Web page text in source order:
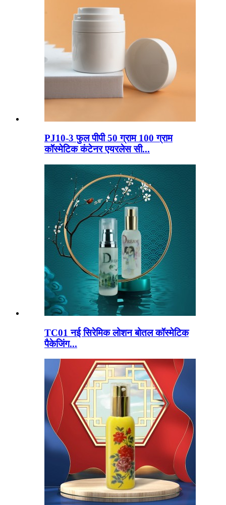
PJ10-3 फुल पीपी 50 ग्राम 100 ग्राम
कॉस्मेटिक कंटेनर एयरलेस सी...
TC01 नई सिरेमिक लोशन बोतल कॉस्मेटिक
पैकेजिंग...